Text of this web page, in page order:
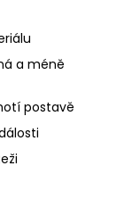
a méně
postavě